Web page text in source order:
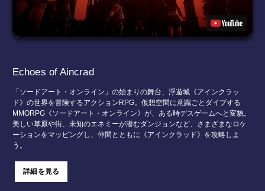
Echoes of Aincrad
「ソードアート・オンライン」の始まりの舞台、浮遊城《アインクラッ
ド》の世界を冒険するアクションRPG。仮想空間に意識ごとダイブする
MMORPG《ソードアート・オンライン》が、ある時デスゲームへと変貌。
美しい草原や街、未知のエネミーが潜むダンジョンなど、さまざまなロケ
ーションをマッピングし、仲間とともに《アインクラッド》を攻略しよ
う。
詳細を見る